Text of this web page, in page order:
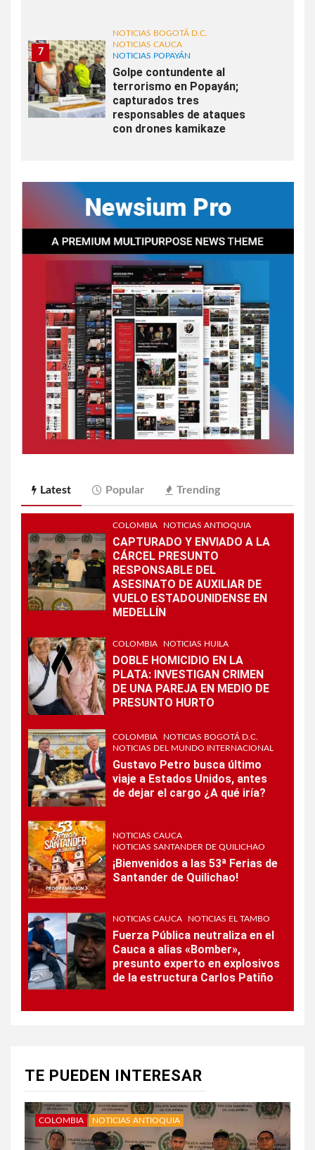
7
NOTICIAS BOGOTÁ D.C.
NOTICIAS CAUCA
NOTICIAS POPAYÁN
Golpe contundente al
terrorismo en Popayán;
capturados tres
responsables de ataques
con drones kamikaze
Latest Popular Trending
COLOMBIA NOTICIAS ANTIOQUIA
CAPTURADO Y ENVIADO A LA
CÁRCEL PRESUNTO
RESPONSABLE DEL
ASESINATO DE AUXILIAR DE
VUELO ESTADOUNIDENSE EN
MEDELLÍN
COLOMBIA NOTICIAS HUILA
DOBLE HOMICIDIO EN LA
PLATA: INVESTIGAN CRIMEN
DE UNA PAREJA EN MEDIO DE
PRESUNTO HURTO
COLOMBIA
NOTICIAS BOGOTÁ D.C.
NOTICIAS DEL MUNDO INTERNACIONAL
Gustavo Petro busca último
viaje a Estados Unidos, antes
de dejar el cargo ¿A qué iría?
NOTICIAS CAUCA
NOTICIAS SANTANDER DE QUILICHAO
¡Bienvenidos a las 53ª Ferias de
Santander de Quilichao!
NOTICIAS CAUCA NOTICIAS EL TAMBO
Fuerza Pública neutraliza en el
Cauca a alias «Bomber»,
presunto experto en explosivos
de la estructura Carlos Patiño
TE PUEDEN INTERESAR
COLOMBIA NOTICIAS ANTIOQUIA